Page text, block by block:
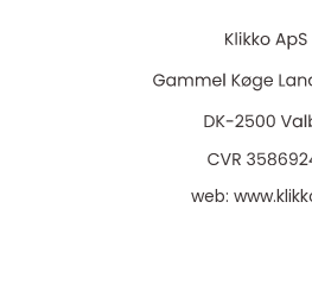
web: